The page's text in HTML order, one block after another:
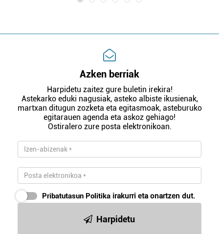
Azken berriak
Harpidetu zaitez gure buletin irekira!
Astekarko eduki nagusiak, asteko albiste ikusienak,
martxan ditugun zozketa eta egitasmoak, asteburuko
egitarauen agenda eta askoz gehiago!
Ostiralero zure posta elektronikoan.
Pribatutasun Politika irakurri eta onartzen dut.
Harpidetu